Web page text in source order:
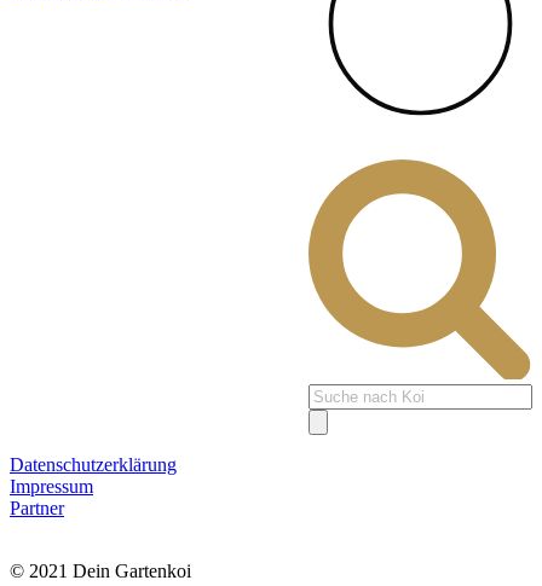
Products
search
Datenschutzerklärung
Impressum
Partner
© 2021 Dein Gartenkoi